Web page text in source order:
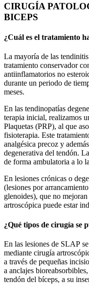
CIRUGÍA
BICEPS
¿Cuál es el tratamiento
La mayoría de las
tratamiento conservador
antiinflamatorios no
durante un periodo de
meses.
En las tendinopatías
terapia inicial, realizamos
Plaquetas (PRP), al que
fisioterapia. Este
analgésica precoz y
degenerativa del tendón.
de forma ambulatoria a lo
En lesiones crónicas o
(lesiones por
glenoides), que no
artroscópica puede estar
¿Qué tipos de cirugía se
En las lesiones de SLAP
mediante cirugía
a través de pequeñas
a anclajes
tendón del bíceps, a su